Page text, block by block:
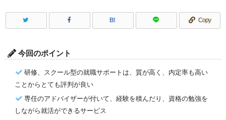
B! Copy
今回のポイント
研修、スクール型の就職サポートは、質が高く、内定率も高い
ことからとても評判が良い
専任のアドバイザーが付いて、経験を積んだり、資格の勉強を
しながら就活ができるサービス